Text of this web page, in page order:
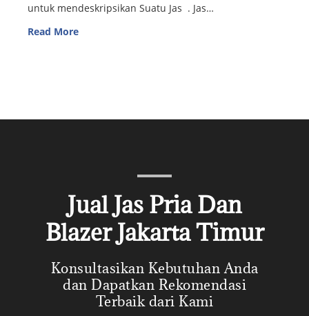
untuk mendeskripsikan Suatu Jas . Jas…
Read More
Jual Jas Pria Dan
Blazer Jakarta Timur
Konsultasikan Kebutuhan Anda
dan Dapatkan Rekomendasi
Terbaik dari Kami